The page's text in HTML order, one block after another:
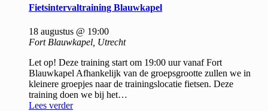
Fietsintervaltraining Blauwkapel
18 augustus @ 19:00
Fort Blauwkapel, Utrecht
Let op! Deze training start om 19:00 uur vanaf Fort
Blauwkapel Afhankelijk van de groepsgrootte zullen we in
kleinere groepjes naar de trainingslocatie fietsen. Deze
training doen we bij het…
Lees verder